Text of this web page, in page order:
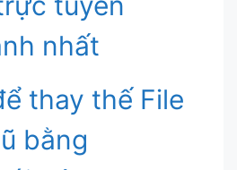
nhất
thay thế File
bằng